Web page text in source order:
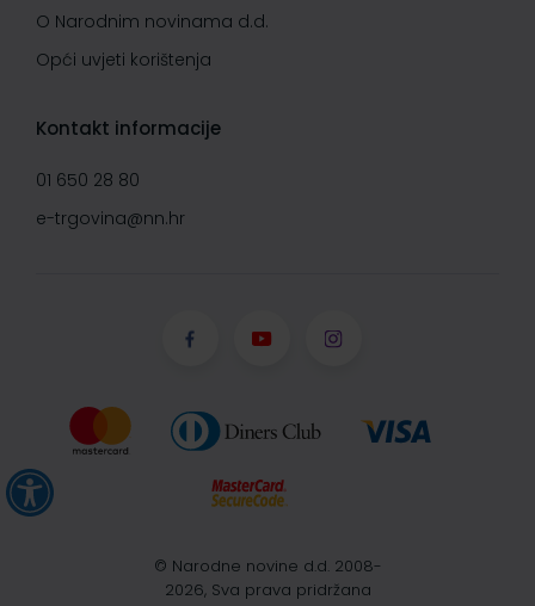
O Narodnim novinama d.d.
Opći uvjeti korištenja
Kontakt informacije
01 650 28 80
e-trgovina@nn.hr
© Narodne novine d.d. 2008-
2026, Sva prava pridržana